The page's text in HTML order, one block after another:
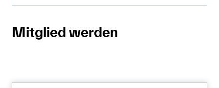
Mitglied werden